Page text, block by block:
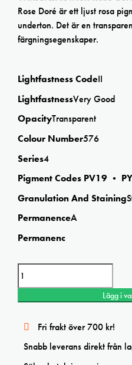
Rose Doré är ett ljust rosa
underton. Det är en
färgningsegenskaper.
Lightfastness CodeII
LightfastnessVery Good
OpacityTransparent
Colour Number576
Series4
Pigment Codes PV19 •
Granulation And Staining
PermanenceA
Permanenc
Lägg i
Fri frakt över 700 kr!
Snabb leverans direkt från